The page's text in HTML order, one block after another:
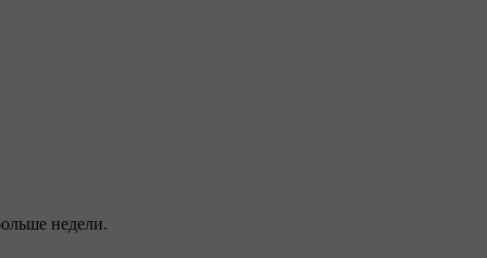
недели.